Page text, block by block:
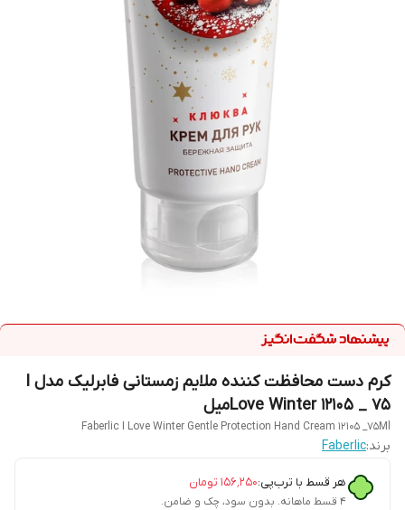
کرم دست محافظت کننده ملایم زمستانی فابرلیک مدل I
Love Winter 12105 _ 75میل
Faberlic I Love Winter Gentle Protection Hand Cream 12105 _75Ml
برند:Faberlic
هر قسط با ترب‌پی:۱۵۶٬۲۵۰ تومان
۴ قسط ماهانه. بدون سود، چک و ضامن.